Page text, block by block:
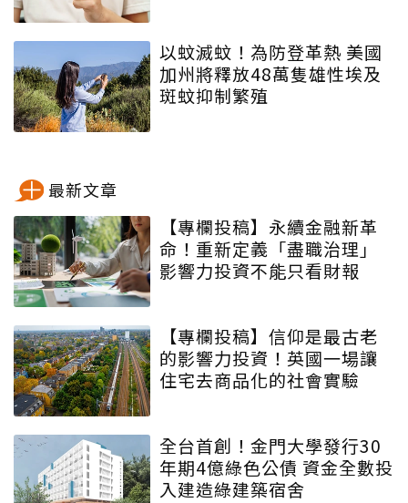
以蚊滅蚊！為防登革熱 美國
加州將釋放48萬隻雄性埃及
斑蚊抑制繁殖
最新文章
【專欄投稿】永續金融新革
命！重新定義「盡職治理」
影響力投資不能只看財報
【專欄投稿】信仰是最古老
的影響力投資！英國一場讓
住宅去商品化的社會實驗
全台首創！金門大學發行30
年期4億綠色公債 資金全數投
入建造綠建築宿舍